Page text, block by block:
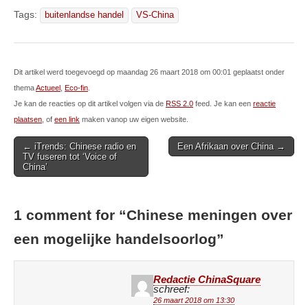
Tags: buitenlandse handel VS-China
Dit artikel werd toegevoegd op maandag 26 maart 2018 om 00:01 geplaatst onder
themaActueel Eco-fin
Je kan de reacties op dit artikel volgen via de RSS 2.0 feed. Je kan een reactie
plaatsen , of een link maken vanop uw eigen website.
Post
navigation
← iTrends: Chinese radio en
TV fuseren tot ‘Voice of
China’
Een Afrikaan over China →
1 comment for “Chinese meningen over
een mogelijke handelsoorlog”
Redactie ChinaSquare
schreef:
26 maart 2018 om 13:30